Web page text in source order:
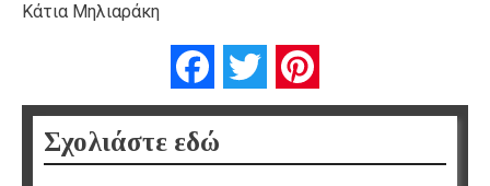
Κάτια Μηλιαράκη
FacebookTwitter
Σχολιάστε εδώ